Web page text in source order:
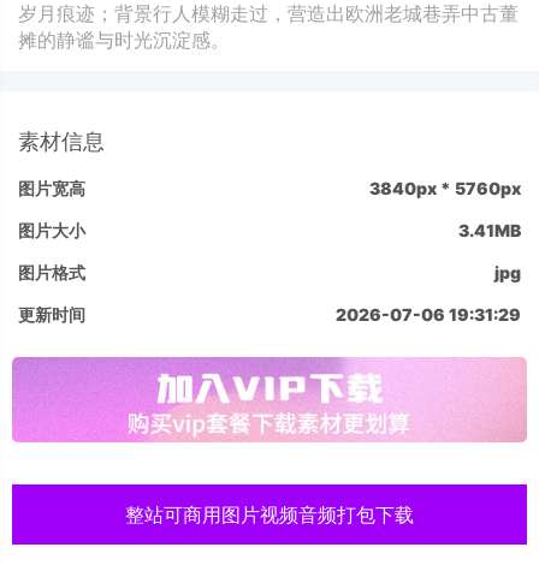
岁月痕迹；背景行人模糊走过，营造出欧洲老城巷弄中古董
摊的静谧与时光沉淀感。
素材信息
图片宽高 3840px * 5760px
图片大小 3.41MB
图片格式 jpg
更新时间 2026-07-06 19:31:29
整站可商用图片视频音频打包下载